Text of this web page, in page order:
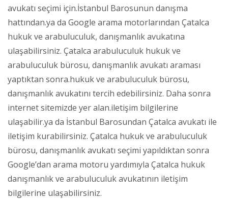
avukatı seçimi için.İstanbul Barosunun danışma
hattından.ya da Google arama motorlarından Çatalca
hukuk ve arabuluculuk, danışmanlık avukatına
ulaşabilirsiniz. Çatalca arabuluculuk hukuk ve
arabuluculuk bürosu, danışmanlık avukatı araması
yaptıktan sonra.hukuk ve arabuluculuk bürosu,
danışmanlık avukatını tercih edebilirsiniz. Daha sonra
internet sitemizde yer alan.iletişim bilgilerine
ulaşabilir.ya da İstanbul Barosundan Çatalca avukatı ile
iletişim kurabilirsiniz. Çatalca hukuk ve arabuluculuk
bürosu, danışmanlık avukatı seçimi yapıldıktan sonra
Google’dan arama motoru yardımıyla Çatalca hukuk
danışmanlık ve arabuluculuk avukatının iletişim
bilgilerine ulaşabilirsiniz.